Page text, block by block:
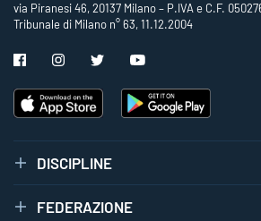
via Piranesi 46, 20137 Milano – P.IVA e C.F.
Tribunale di Milano n° 63, 11.12.2004
DISCIPLINE
FEDERAZIONE